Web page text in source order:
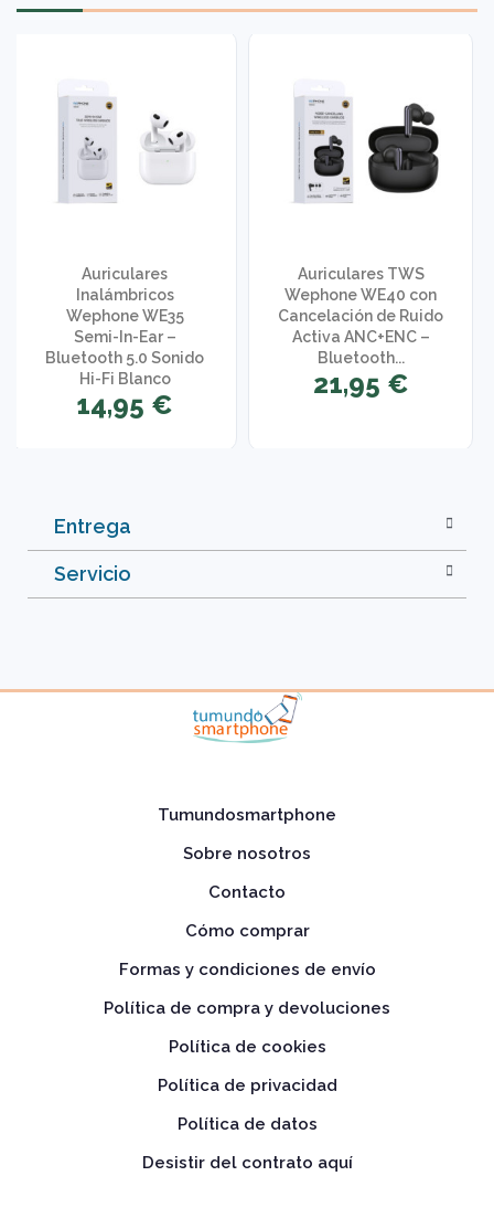
Auriculares
Inalámbricos
Wephone WE35
Semi-In-Ear –
Bluetooth 5.0 Sonido
Hi-Fi Blanco
14,95 €
Auriculares TWS
Wephone WE40 con
Cancelación de Ruido
Activa ANC+ENC –
Bluetooth...
21,95 €
Entrega
Servicio
Tumundosmartphone
Sobre nosotros
Contacto
Cómo comprar
Formas y condiciones de envío
Política de compra y devoluciones
Política de cookies
Política de privacidad
Política de datos
Desistir del contrato aquí